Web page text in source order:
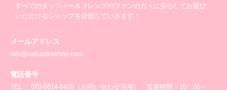
すべてのダッフィー＆フレンズのファンの方々に安心してお選び
いただけるショップを目指していきます！
メールアドレス
info@sakurakoshop.com
電話番号
TEL： 070-5814-6405（お問い合わせ専用） 営業時間：10：00～